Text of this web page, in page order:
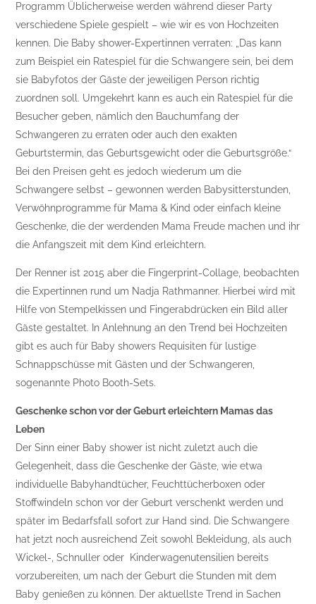
Programm Üblicherweise werden während dieser Party
verschiedene Spiele gespielt – wie wir es von Hochzeiten
kennen. Die Baby shower-Expertinnen verraten: „Das kann
zum Beispiel ein Ratespiel für die Schwangere sein, bei dem
sie Babyfotos der Gäste der jeweiligen Person richtig
zuordnen soll. Umgekehrt kann es auch ein Ratespiel für die
Besucher geben, nämlich den Bauchumfang der
Schwangeren zu erraten oder auch den exakten
Geburtstermin, das Geburtsgewicht oder die Geburtsgröße.“
Bei den Preisen geht es jedoch wiederum um die
Schwangere selbst – gewonnen werden Babysitterstunden,
Verwöhnprogramme für Mama & Kind oder einfach kleine
Geschenke, die der werdenden Mama Freude machen und ihr
die Anfangszeit mit dem Kind erleichtern.
Der Renner ist 2015 aber die Fingerprint-Collage, beobachten
die Expertinnen rund um Nadja Rathmanner. Hierbei wird mit
Hilfe von Stempelkissen und Fingerabdrücken ein Bild aller
Gäste gestaltet. In Anlehnung an den Trend bei Hochzeiten
gibt es auch für Baby showers Requisiten für lustige
Schnappschüsse mit Gästen und der Schwangeren,
sogenannte Photo Booth-Sets.
Geschenke schon vor der Geburt erleichtern Mamas das
Leben
Der Sinn einer Baby shower ist nicht zuletzt auch die
Gelegenheit, dass die Geschenke der Gäste, wie etwa
individuelle Babyhandtücher, Feuchttücherboxen oder
Stoffwindeln schon vor der Geburt verschenkt werden und
später im Bedarfsfall sofort zur Hand sind. Die Schwangere
hat jetzt noch ausreichend Zeit sowohl Bekleidung, als auch
Wickel-, Schnuller oder Kinderwagenutensilien bereits
vorzubereiten, um nach der Geburt die Stunden mit dem
Baby genießen zu können. Der aktuellste Trend in Sachen